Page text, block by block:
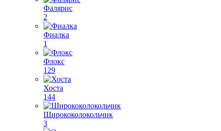
Фалярис
2
Фиалка
1
Флокс
129
Хоста
144
Ширококолокольчик
3